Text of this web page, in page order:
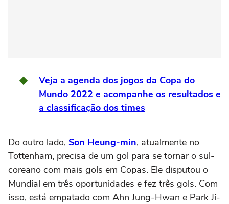
Veja a agenda dos jogos da Copa do
Mundo 2022 e acompanhe os resultados e
a classificação dos times
Do outro lado, Son Heung-min, atualmente no
Tottenham, precisa de um gol para se tornar o sul-
coreano com mais gols em Copas. Ele disputou o
Mundial em três oportunidades e fez três gols. Com
isso, está empatado com Ahn Jung-Hwan e Park Ji-